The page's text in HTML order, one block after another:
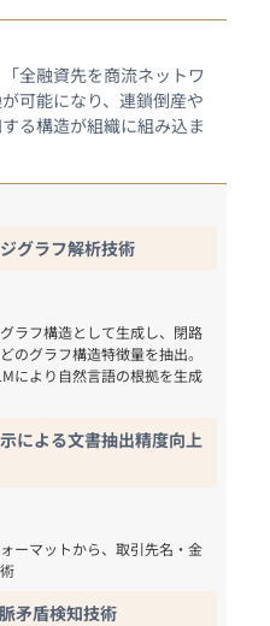
全融資先を商流ネットワ
可能になり、連鎖倒産や
る構造が組織に組み込ま
グラフ解析技術
ラフ構造として生成し、閉路
のグラフ構造特徴量を抽出。
により自然言語の根拠を生成
による文書抽出精度向上
ーマットから、取引先名・金
矛盾検知技術